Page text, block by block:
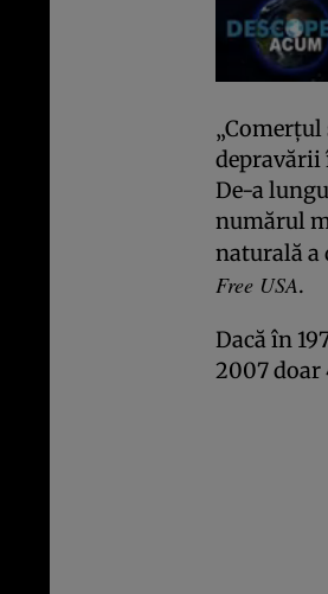
depravării
De-a
numărul
naturală a
Free USA.
Dacă în
2007 doar